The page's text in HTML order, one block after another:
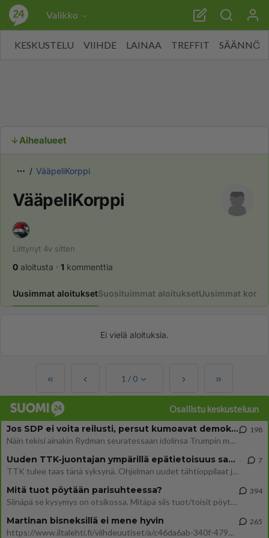
Valikko
KESKUSTELU VIIHDE LAINAA TREFFIT SÄÄNNÖT
Aihealueet
VääpeliKorppi
VääpeliKorppi
Liittynyt 4v sitten
0 aloitusta · 1 kommenttia
Uusimmat aloituksetSuosituimmat aloituksetUusimmat
Ei vielä aloituksia.
1 / 0
Osallistu keskusteluun
Jos SDP ei voita reilusti, persut kumoavat demokratian Suomesta
Näin tekisi ainakin Rydman seuratessaan idolinsa Trumpin mallia https://www.is.fi/politiikka/art-2000012187244.html
198
Uuden TTK-juontajan ympärillä epätietoisuus sakenee - Nyt MTV hämmentää soppaa
TTK tulee taas tänä syksynä. Ohjelman uudet tähtioppilaat julkistetaan torstaina 6. elokuuta klo 14 alkavassa lehdistö
7
Mitä tuot pöytään parisuhteessa?
Siinäpä se kysymys on otsikossa. Mitäpä siis tuot/toisit pöytään parisuhteessa? Oletko mies vai nainen? Koetko sen mitä
394
Martinan bisneksillä ei mene hyvin
https://www.iltalehti.fi/viihdeuutiset/a/c46da6ab-340f-4790-aaa7-0865eed2336 Yrityksen konkurssihakemus on tullut kärä
265